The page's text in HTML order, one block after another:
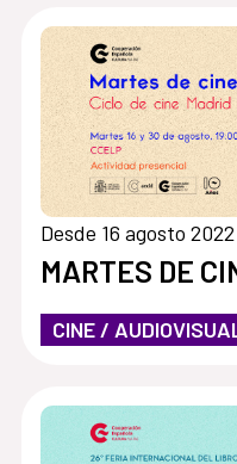
Desde 16 agosto
MARTES DE
CINE /